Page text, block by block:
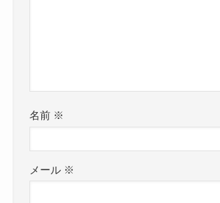
名前 ※
メール ※